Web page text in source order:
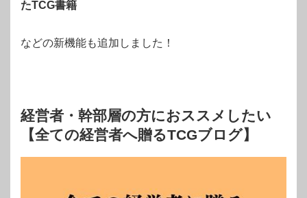
たTCG書籍
などの新機能も追加しました！
経営者・幹部層の方におススメしたい
【全ての経営者へ贈るTCGブログ】